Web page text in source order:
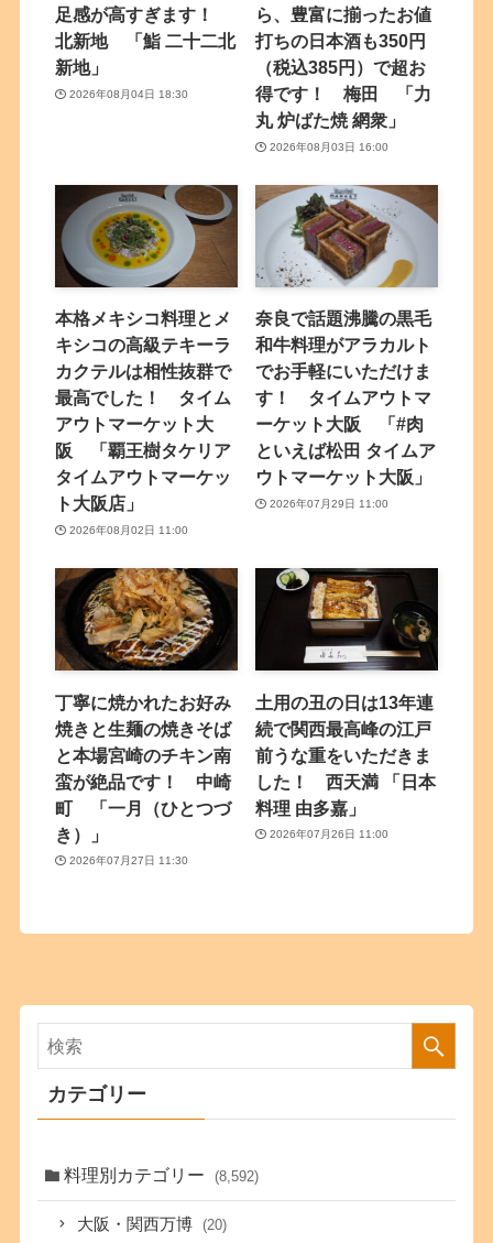
足感が高すぎます！
北新地 「鮨 二十二北
新地」
2026年08月04日 18:30
ら、豊富に揃ったお値
打ちの日本酒も350円
（税込385円）で超お
得です！ 梅田 「力
丸 炉ばた焼 網衆」
2026年08月03日 16:00
本格メキシコ料理とメ
キシコの高級テキーラ
カクテルは相性抜群で
最高でした！ タイム
アウトマーケット大
阪 「覇王樹タケリア
タイムアウトマーケッ
ト大阪店」
2026年08月02日 11:00
奈良で話題沸騰の黒毛
和牛料理がアラカルト
でお手軽にいただけま
す！ タイムアウトマ
ーケット大阪 「#肉
といえば松田 タイムア
ウトマーケット大阪」
2026年07月29日 11:00
丁寧に焼かれたお好み
焼きと生麺の焼きそば
と本場宮崎のチキン南
蛮が絶品です！ 中崎
町 「一月（ひとつづ
き）」
2026年07月27日 11:30
土用の丑の日は13年連
続で関西最高峰の江戸
前うな重をいただきま
した！ 西天満 「日本
料理 由多嘉」
2026年07月26日 11:00
カテゴリー
料理別カテゴリー (8,592)
大阪・関西万博 (20)